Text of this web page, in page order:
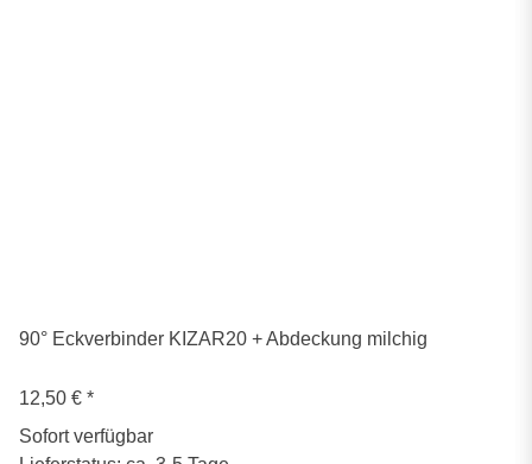
90° Eckverbinder KIZAR20 + Abdeckung milchig
12,50 € *
Sofort verfügbar